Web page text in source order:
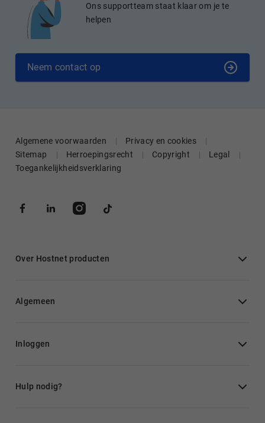
Ons supportteam staat klaar om je te
helpen
Neem contact op
Algemene voorwaarden
Privacy en cookies
Sitemap
Herroepingsrecht Copyright
Legal
Toegankelijkheidsverklaring
Over Hostnet producten
Algemeen
Inloggen
Hulp nodig?